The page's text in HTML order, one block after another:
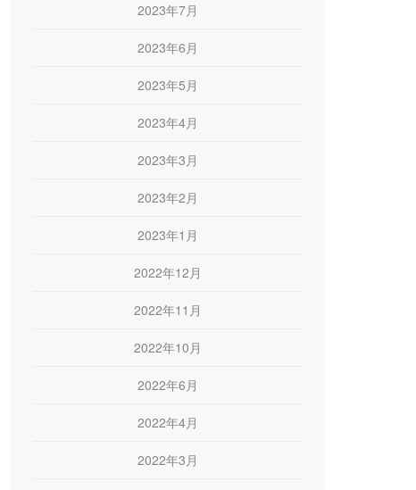
2023年7月
2023年6月
2023年5月
2023年4月
2023年3月
2023年2月
2023年1月
2022年12月
2022年11月
2022年10月
2022年6月
2022年4月
2022年3月